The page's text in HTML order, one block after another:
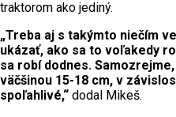
traktorom ako jediný.
„Treba aj s takýmto niečím
ukázať, ako sa to voľakedy
sa robí dodnes.
väčšinou 15-18 cm, v
spoľahlivé,“ dodal Mikeš.